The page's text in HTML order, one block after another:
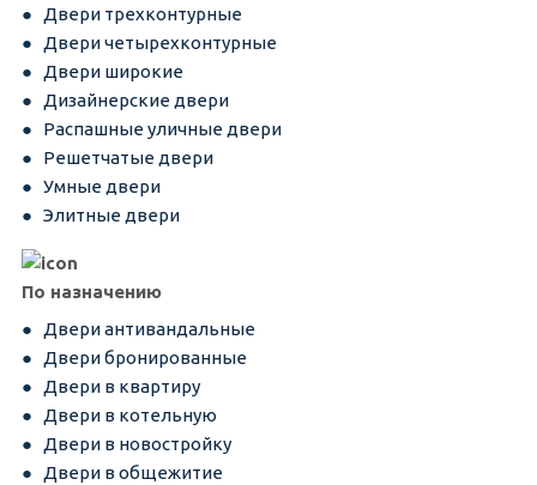
Двери трехконтурные
Двери четырехконтурные
Двери широкие
Дизайнерские двери
Распашные уличные двери
Решетчатые двери
Умные двери
Элитные двери
По назначению
Двери антивандальные
Двери бронированные
Двери в квартиру
Двери в котельную
Двери в новостройку
Двери в общежитие